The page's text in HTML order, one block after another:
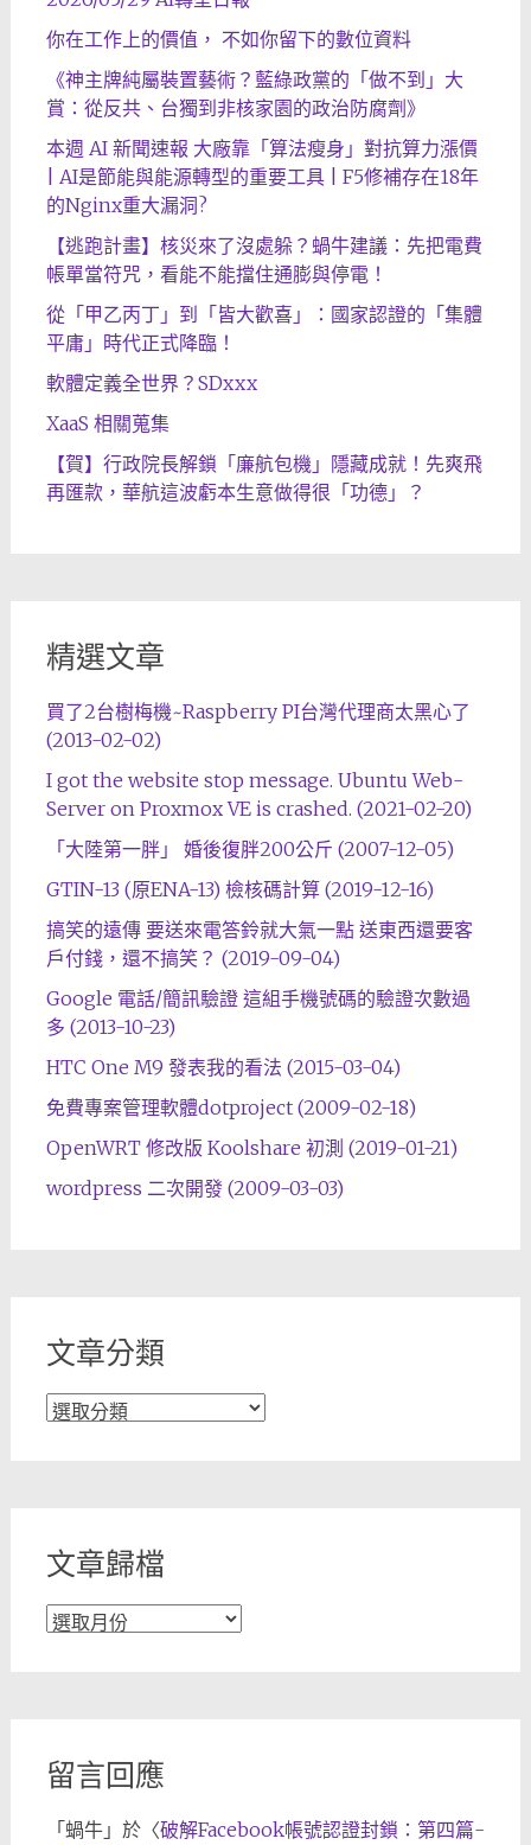
你在工作上的價值， 不如你留下的數位資料
《神主牌純屬裝置藝術？藍綠政黨的「做不到」大
賞：從反共、台獨到非核家園的政治防腐劑》
本週 AI 新聞速報 大廠靠「算法瘦身」對抗算力漲價
| AI是節能與能源轉型的重要工具 | F5修補存在18年
的Nginx重大漏洞?
【逃跑計畫】核災來了沒處躲？蝸牛建議：先把電費
帳單當符咒，看能不能擋住通膨與停電！
從「甲乙丙丁」到「皆大歡喜」：國家認證的「集體
平庸」時代正式降臨！
軟體定義全世界？SDxxx
XaaS 相關蒐集
【賀】行政院長解鎖「廉航包機」隱藏成就！先爽飛
再匯款，華航這波虧本生意做得很「功德」？
精選文章
買了2台樹梅機~Raspberry PI台灣代理商太黑心了
(2013-02-02)
I got the website stop message. Ubuntu Web-
Server on Proxmox VE is crashed. (2021-02-20)
「大陸第一胖」 婚後復胖200公斤 (2007-12-05)
GTIN-13 (原ENA-13) 檢核碼計算 (2019-12-16)
搞笑的遠傳 要送來電答鈴就大氣一點 送東西還要客
戶付錢，還不搞笑？ (2019-09-04)
Google 電話/簡訊驗證 這組手機號碼的驗證次數過
多 (2013-10-23)
HTC One M9 發表我的看法 (2015-03-04)
免費專案管理軟體dotproject (2009-02-18)
OpenWRT 修改版 Koolshare 初測 (2019-01-21)
wordpress 二次開發 (2009-03-03)
文章分類
文
文章歸檔
文
留言回應
「 蝸牛」於〈破解Facebook帳號認證封鎖：第四篇-